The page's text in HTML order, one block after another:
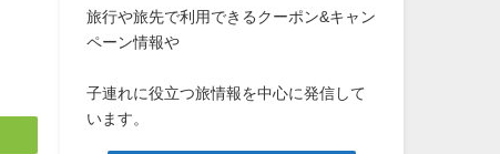
旅行や旅先で利用できるクーポン&キャン
ペーン情報や
子連れに役立つ旅情報を中心に発信して
います。